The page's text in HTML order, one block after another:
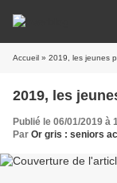
Accueil » 2019, les jeunes
2019, les
Publié le 06/01/2019 à
Par Or gris : seniors